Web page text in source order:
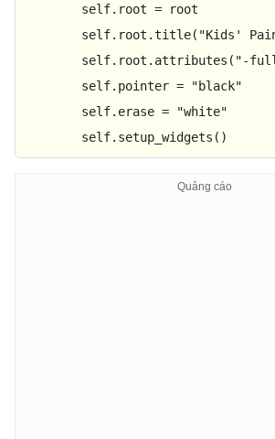
        self.root = root
        self.root.title(
"Kids'
        self.root.attributes(
"-
        self.pointer =
"black"
        self.erase =
"white"
        self.setup_widgets()